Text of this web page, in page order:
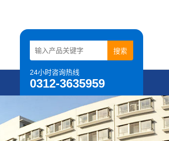
24小时咨询热线
0312-3635959